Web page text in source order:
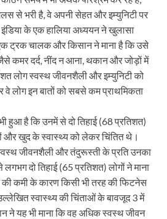
से भरी है, वे अपनी सेहत और इम्युनिटी पर
के एक हालिया अध्ययन ने खुलासा
ट्रक चालक और किसान ने माना है कि उसे
कमर दर्द, नींद न आना, थकान और जोड़ों में
लोग स्वस्थ जीवनशैली और इम्युनिटी को
वे लोग इन बातों को सबसे कम प्राथमिकता
हुआ है कि उनमें से दो तिहाई (68 प्रतिशत)
और खुद के स्वास्थ्य को लेकर चिंतित थे।
जीवनशैली और तंदुरूस्ती के प्रति उनका
दो तिहाई (65 प्रतिशत) लोगों ने माना
कमी के कारण किसी भी तरह की फिटनेस
स्वास्थ्य की चिंताओं के बावजूद 3 में
यह भी माना कि वह अधिक स्वस्थ जीवन